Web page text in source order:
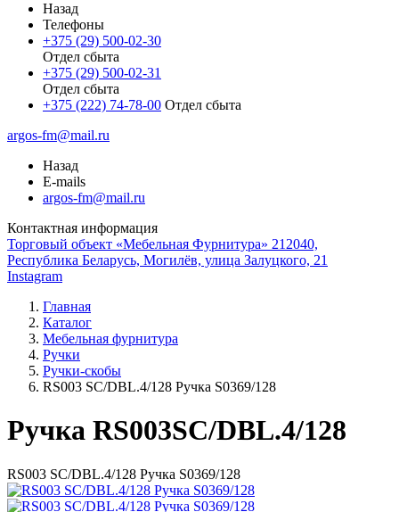
Назад
Телефоны
+375 (29) 500-02-30
Отдел сбыта
+375 (29) 500-02-31
Отдел сбыта
+375 (222) 74-78-00 Отдел сбыта
argos-fm@mail.ru
Назад
E-mails
argos-fm@mail.ru
Контактная информация
Торговый объект «Мебельная Фурнитура» 212040,
Республика Беларусь, Могилёв, улица Залуцкого, 21
Instagram
Главная
Каталог
Мебельная фурнитура
Ручки
Ручки-скобы
RS003 SC/DBL.4/128 Ручка S0369/128
Ручка RS003SC/DBL.4/128
RS003 SC/DBL.4/128 Ручка S0369/128